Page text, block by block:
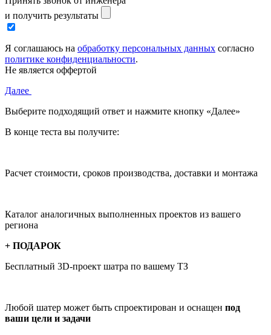
и получить результаты
Я соглашаюсь на обработку персональных данных согласно
политике конфиденциальности.
Не является оффертой
Далее
Выберите подходящий ответ и нажмите кнопку «Далее»
В конце теста вы получите:
Расчет стоимости, сроков производства, доставки и монтажа
Каталог аналогичных выполненных проектов из вашего
региона
+ ПОДАРОК
Бесплатный 3D-проект шатра по вашему ТЗ
Любой шатер может быть спроектирован и оснащен под
ваши цели и задачи